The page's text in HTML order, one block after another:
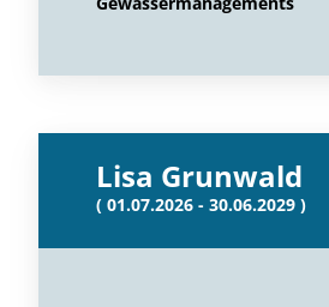
Lisa Grunwald
( 01.07.2026 - 30.06.2029 )